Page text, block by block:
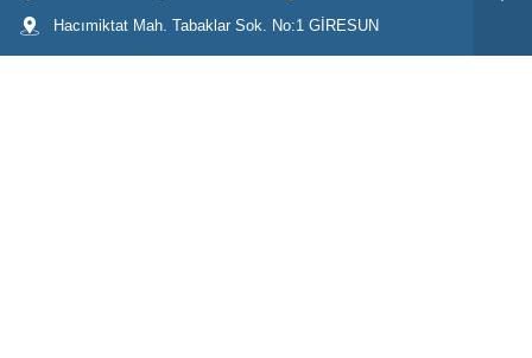
Hacımiktat Mah. Tabaklar Sok. No:1 GİRESUN